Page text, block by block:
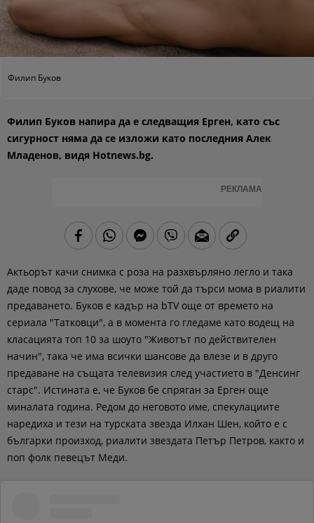
Филип Буков
Филип Буков напира да е следващия Ерген, като със
сигурност няма да се изложи като последния Алек
Младенов, видя Hotnews.bg.
РЕКЛАМА
Актьорът качи снимка с роза на разхвърляно легло и така
даде повод за слухове, че може той да търси мома в риалити
предаването. Буков е кадър на bTV още от времето на
сериала "Татковци", а в момента го гледаме като водещ на
класацията топ 10 за шоуто "Животът по действителен
начин", така че има всички шансове да влезе и в друго
предаване на същата телевизия след участието в "Денсинг
старс". Истината е, че Буков бе спряган за Ерген още
миналата година. Редом до неговото име, спекулациите
наредиха и тези на турската звезда Илхан Шен, който е с
българки произход, риалити звездата Петър Петров, както и
поп фолк певецът Меди.